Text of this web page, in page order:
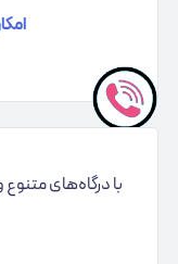
با درگاه‌های